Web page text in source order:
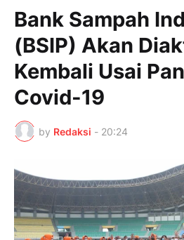
Bank Sampah
(BSIP) Akan
Kembali Usai
Covid-19
by Redaksi - 20:24